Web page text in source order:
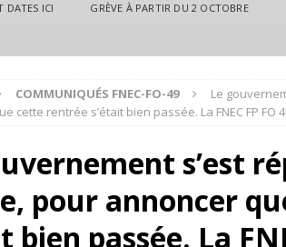
DATES ICI GRÈVE À PARTIR DU 2 OCTOBRE
COMMUNIQUÉS FNEC-FO-49
Le
cette rentrée s’était bien passée. La FNEC FP
s’est
pour annoncer
bien passée. La